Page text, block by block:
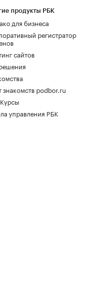
продукты РБК
для бизнеса
регистратор
сайтов
знакомств podbor.ru
управления РБК